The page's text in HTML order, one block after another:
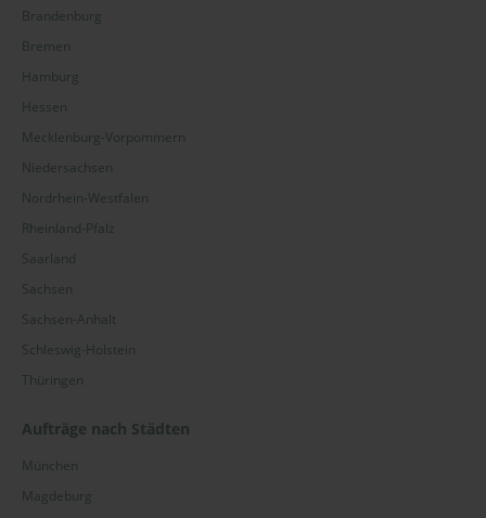
Brandenburg
Bremen
Hamburg
Hessen
Mecklenburg-Vorpommern
Niedersachsen
Nordrhein-Westfalen
Rheinland-Pfalz
Saarland
Sachsen
Sachsen-Anhalt
Schleswig-Holstein
Thüringen
Aufträge nach Städten
München
Magdeburg